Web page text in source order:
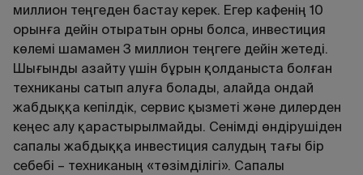
миллион теңгеден бастау керек. Егер кафенің 10
орынға дейін отыратын орны болса, инвестиция
көлемі шамамен 3 миллион теңгеге дейін жетеді.
Шығынды азайту үшін бұрын қолданыста болған
техниканы сатып алуға болады, алайда ондай
жабдыққа кепілдік, сервис қызметі және дилерден
кеңес алу қарастырылмайды. Сенімді өндірушіден
сапалы жабдыққа инвестиция салудың тағы бір
себебі – техниканың «төзімділігі». Сапалы